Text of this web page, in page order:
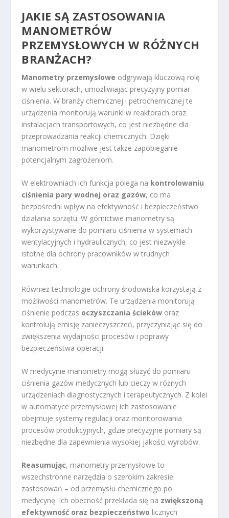
JAKIE SĄ ZASTOSOWANIA
MANOMETRÓW
PRZEMYSŁOWYCH W RÓŻNYCH
BRANŻACH?
Manometry przemysłowe odgrywają kluczową rolę
w wielu sektorach, umożliwiając precyzyjny pomiar
ciśnienia. W branży chemicznej i petrochemicznej te
urządzenia monitorują warunki w reaktorach oraz
instalacjach transportowych, co jest niezbędne dla
przeprowadzania reakcji chemicznych. Dzięki
manometrom możliwe jest także zapobieganie
potencjalnym zagrożeniom.
W elektrowniach ich funkcja polega na kontrolowaniu
ciśnienia pary wodnej oraz gazów, co ma
bezpośredni wpływ na efektywność i bezpieczeństwo
działania sprzętu. W górnictwie manometry są
wykorzystywane do pomiaru ciśnienia w systemach
wentylacyjnych i hydraulicznych, co jest niezwykle
istotne dla ochrony pracowników w trudnych
warunkach.
Również technologie ochrony środowiska korzystają z
możliwości manometrów. Te urządzenia monitorują
ciśnienie podczas oczyszczania ścieków oraz
kontrolują emisję zanieczyszczeń, przyczyniając się do
zwiększenia wydajności procesów i poprawy
bezpieczeństwa operacji.
W medycynie manometry mogą służyć do pomiaru
ciśnienia gazów medycznych lub cieczy w różnych
urządzeniach diagnostycznych i terapeutycznych. Z kolei
w automatyce przemysłowej ich zastosowanie
obejmuje systemy regulacji oraz monitorowania
procesów produkcyjnych, gdzie precyzyjne pomiary są
niezbędne dla zapewnienia wysokiej jakości wyrobów.
Reasumując, manometry przemysłowe to
wszechstronne narzędzia o szerokim zakresie
zastosowań – od przemysłu chemicznego po
medycynę. Ich obecność przekłada się na zwiększoną
efektywność oraz bezpieczeństwo licznych